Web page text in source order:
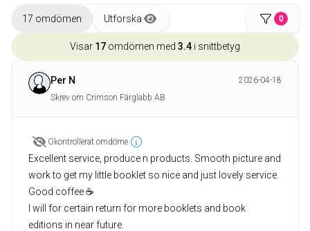
17 omdömen Utforska 0
Visar 17 omdömen med 3.4 i snittbetyg
Per N
2026-04-18
Skrev om Crimson Färglabb AB
Okontrollerat omdöme
Excellent service, produce n products. Smooth picture and
work to get my little booklet so nice and just lovely service.
Good coffee ☕
I will for certain return for more booklets and book
editions in near future.